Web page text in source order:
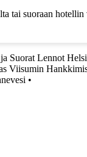
suoraan hotellin
Suorat Lennot
Viisumin
•